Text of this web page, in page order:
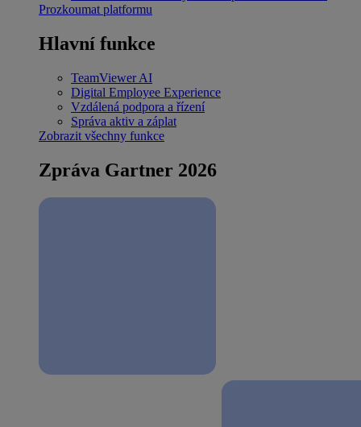
Prozkoumat platformu
Hlavní funkce
TeamViewer AI
Digital Employee Experience
Vzdálená podpora a řízení
Správa aktiv a záplat
Zobrazit všechny funkce
Zpráva Gartner 2026